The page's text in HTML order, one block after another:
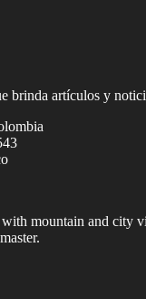
brinda artículos y
mountain and city